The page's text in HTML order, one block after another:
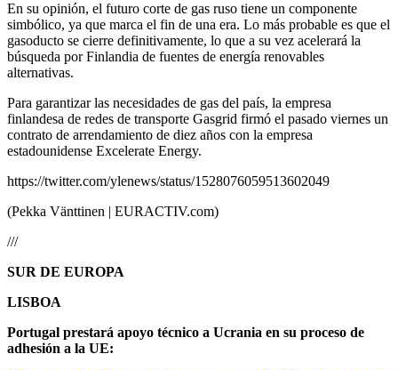
En su opinión, el futuro corte de gas ruso tiene un componente
simbólico, ya que marca el fin de una era. Lo más probable es que el
gasoducto se cierre definitivamente, lo que a su vez acelerará la
búsqueda por Finlandia de fuentes de energía renovables
alternativas.
Para garantizar las necesidades de gas del país, la empresa
finlandesa de redes de transporte Gasgrid firmó el pasado viernes un
contrato de arrendamiento de diez años con la empresa
estadounidense Excelerate Energy.
https://twitter.com/ylenews/status/1528076059513602049
(Pekka Vänttinen | EURACTIV.com)
///
SUR DE EUROPA
LISBOA
Portugal prestará apoyo técnico a Ucrania en su proceso de
adhesión a la UE: